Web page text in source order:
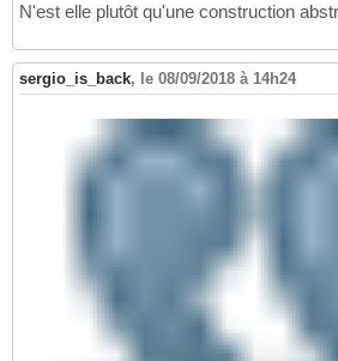
N'est elle plutôt qu'une construction
sergio_is_back, le 08/09/2018 à 14h24